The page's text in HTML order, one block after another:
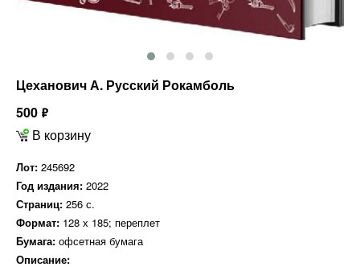
Цеханович А. Русский Рокамболь
500 ф
В корзину
Лот: 245692
Год издания: 2022
Страниц: 256 с.
Формат: 128 х 185; переплет
Бумага: офсетная бумага
Описание: